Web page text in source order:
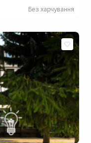
Без харчування